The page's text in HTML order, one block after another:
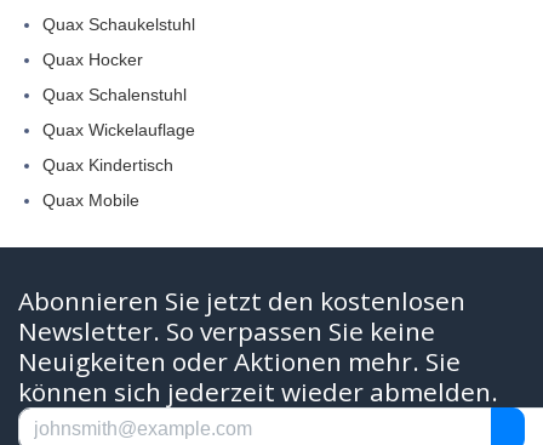
Quax Schaukelstuhl
Quax Hocker
Quax Schalenstuhl
Quax Wickelauflage
Quax Kindertisch
Quax Mobile
Abonnieren Sie jetzt den kostenlosen
Newsletter. So verpassen Sie keine
Neuigkeiten oder Aktionen mehr. Sie
können sich jederzeit wieder abmelden.